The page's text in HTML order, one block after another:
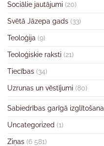
Sociālie jautājumi (20)
Svētā Jāzepa gads (33)
Teoloģija (9)
Teoloģiskie raksti (21)
Tiecības (34)
Uzrunas un vēstījumi (80)
Sabiedrības garīgā izglītošana
Uncategorized (1)
Ziņas (6 581)